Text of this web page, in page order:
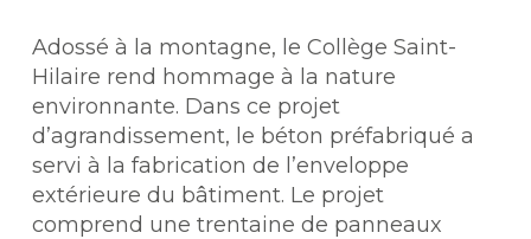
Adossé à la montagne, le Collège Saint-
Hilaire rend hommage à la nature
environnante. Dans ce projet
d’agrandissement, le béton préfabriqué a
servi à la fabrication de l’enveloppe
extérieure du bâtiment. Le projet
comprend une trentaine de panneaux